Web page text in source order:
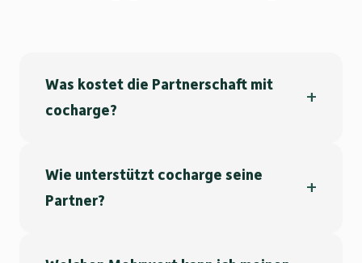
Was kostet die Partnerschaft mit
cocharge?
Wie unterstützt cocharge seine
Partner?